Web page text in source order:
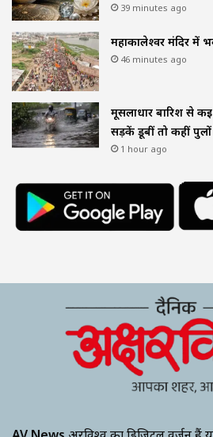
39 minutes ago
महाकालेश्वर मंदिर में
46 minutes ago
मूसलाधार बारिश से
सड़कें डूबीं तो कहीं पुलों
1 hour ago